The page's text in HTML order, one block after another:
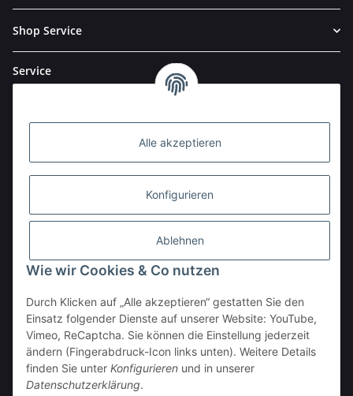
Alle akzeptieren
Konfigurieren
Ablehnen
Wie wir Cookies & Co nutzen
Durch Klicken auf „Alle akzeptieren“ gestatten Sie den
Einsatz folgender Dienste auf unserer Website: YouTube,
Vimeo, ReCaptcha. Sie können die Einstellung jederzeit
ändern (Fingerabdruck-Icon links unten). Weitere Details
finden Sie unter Konfigurieren und in unserer
Datenschutzerklärung.
Shop Service
Service
BESTELLHOTLINE:
(0 23 03) 983 77 27
Vertrag widerrufen
* Alle Preise inkl. gesetzlicher USt., zzgl.